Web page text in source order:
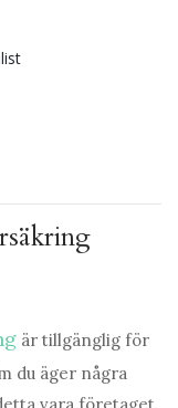
är tillgänglig för
du äger några